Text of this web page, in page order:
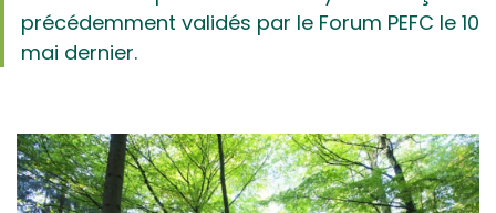
précédemment validés par le Forum PEFC le 10
mai dernier.